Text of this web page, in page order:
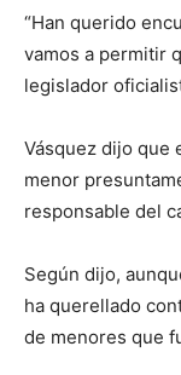
“Han querido
vamos a permitir
legislador
Vásquez dijo que
menor
responsable del
Según dijo,
ha querellado
de menores que